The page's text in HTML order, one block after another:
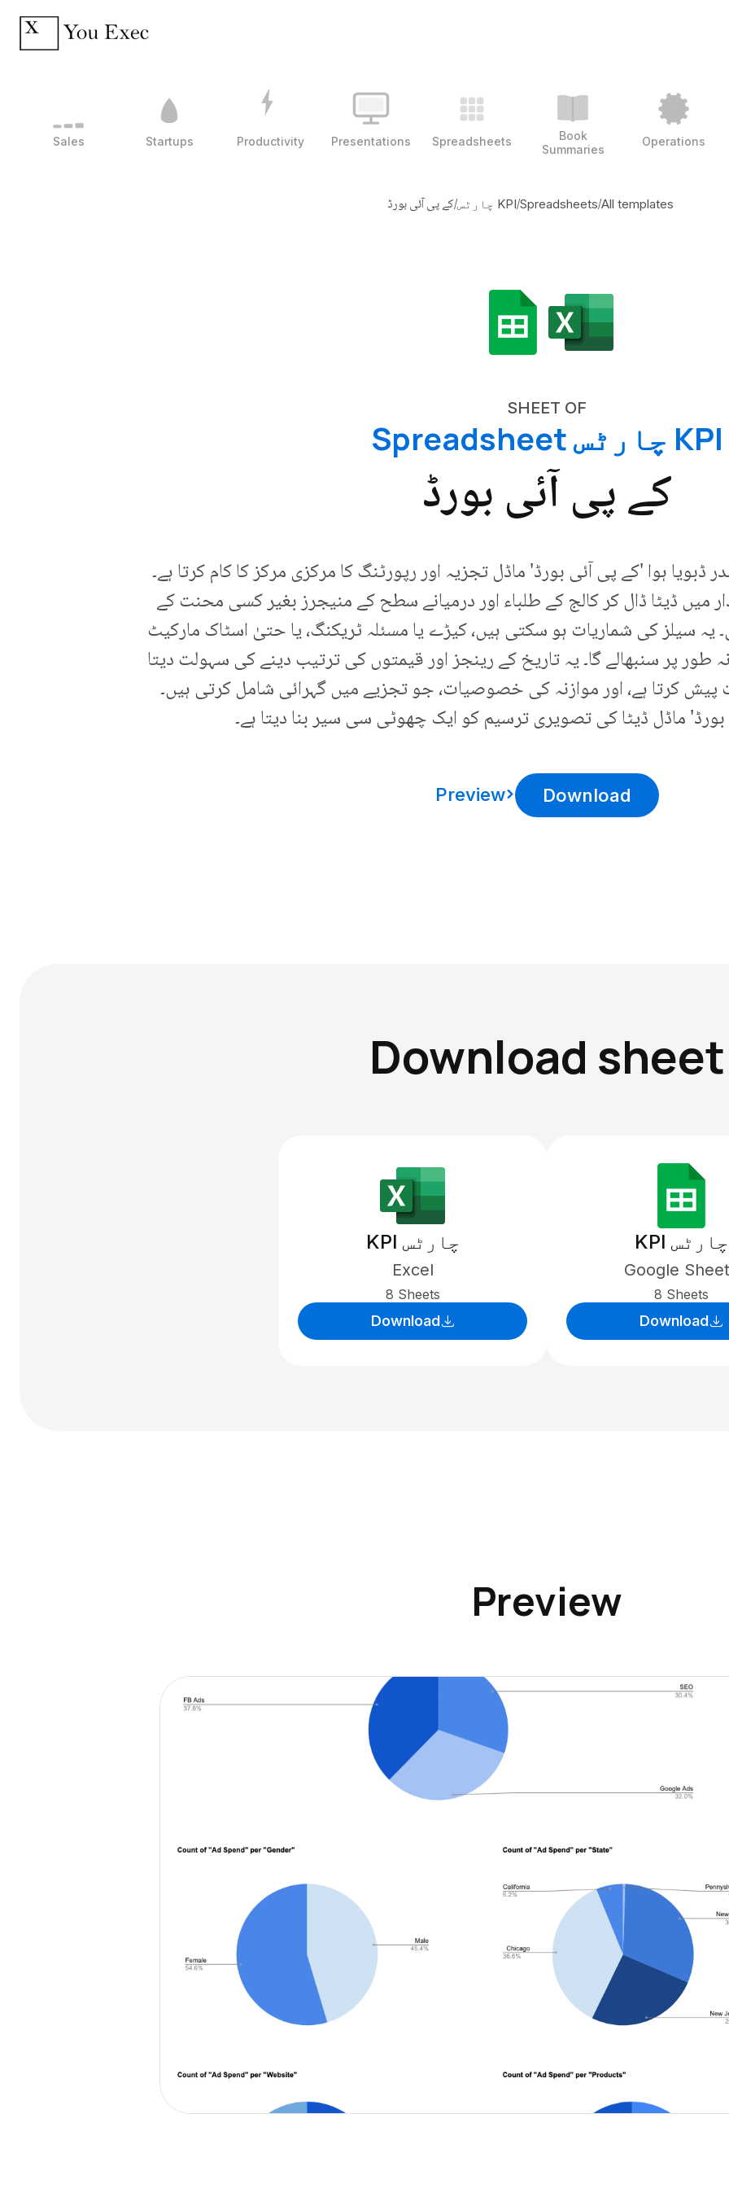
Sales Startups Productivity Presentations Spreadsheets
Book
Summaries
Operations
All templates
/
Spreadsheets
/KPI چارٹس /کے پی آئی بورڈ
SHEET OF
KPI چارٹس Spreadsheet
کے پی آئی بورڈ
ہوا 'کے پی آئی بورڈ' ماڈل تجزیہ اور رپورٹنگ کا مرکزی مرکز کا کام کرتا ہے۔
ڈیٹا ڈال کر کالج کے طلباء اور درمیانے سطح کے منیجرز بغیر کسی محنت کے
سیلز کی شماریات ہو سکتی ہیں، کیڑے یا مسئلہ ٹریکنگ، یا حتیٰ اسٹاک مارکیٹ
طور پر سنبھالے گا۔ یہ تاریخ کے رینجز اور قیمتوں کی ترتیب دینے کی سہولت دیتا
پیش کرتا ہے، اور موازنہ کی خصوصیات، جو تجزیے میں گہرائی شامل کرتی ہیں۔
بورڈ' ماڈل ڈیٹا کی تصویری ترسیم کو ایک چھوٹی سی سیر بنا دیتا ہے۔
Download
Preview
Download sheet
KPI چارٹس
Excel
8 Sheets
Download
KPI چارٹس
Google
8 Sheets
Download
Preview